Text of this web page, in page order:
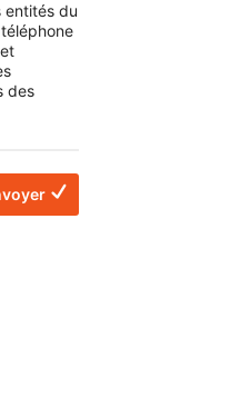
entités du
des